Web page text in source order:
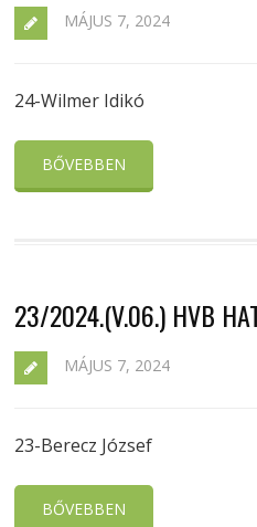
MÁJUS 7, 2024
24-Wilmer Idikó
BŐVEBBEN
23/2024.(V.06.) HVB
MÁJUS 7, 2024
23-Berecz József
BŐVEBBEN